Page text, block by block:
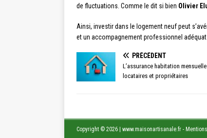
de fluctuations. Comme le dit si bien Olivier
Ainsi, investir dans le logement neuf peut
et un accompagnement professionnel
PRÉCÉDENT
L’assurance habitation
locataires et propriétaires
Copyright © 2026 | www.maisonartisanale.fr -